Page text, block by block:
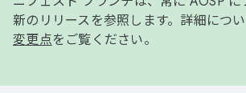
新のリリースを参照します。詳細につ
変更点をご覧ください。